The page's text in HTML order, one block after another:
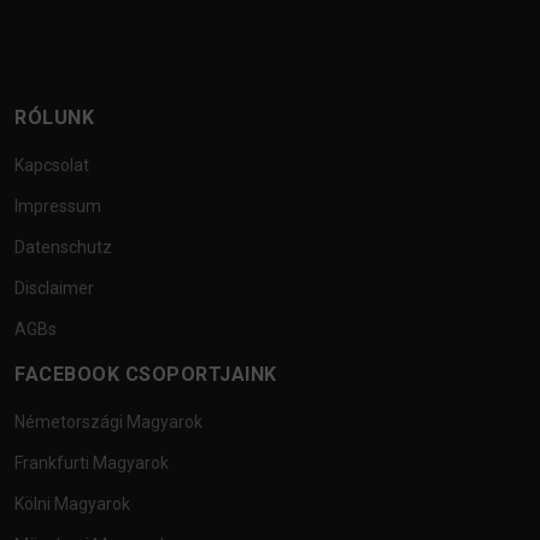
RÓLUNK
Kapcsolat
Impressum
Datenschutz
Disclaimer
AGBs
FACEBOOK CSOPORTJAINK
Németországi Magyarok
Frankfurti Magyarok
Kölni Magyarok